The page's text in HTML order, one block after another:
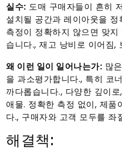
실수: 도매 구매자들이 흔히
설치될 공간과 레이아웃을
측정이 정확하지 않으면 맞
습니다., 재고 낭비로 이어짐,
왜 이런 일이 일어나는가: 많
을 과소평가합니다., 특히 코
까다롭습니다., 다양한 깊이
애물. 정확한 측정 없이, 제품
다., 구매자와 고객 모두를 좌
해결책: